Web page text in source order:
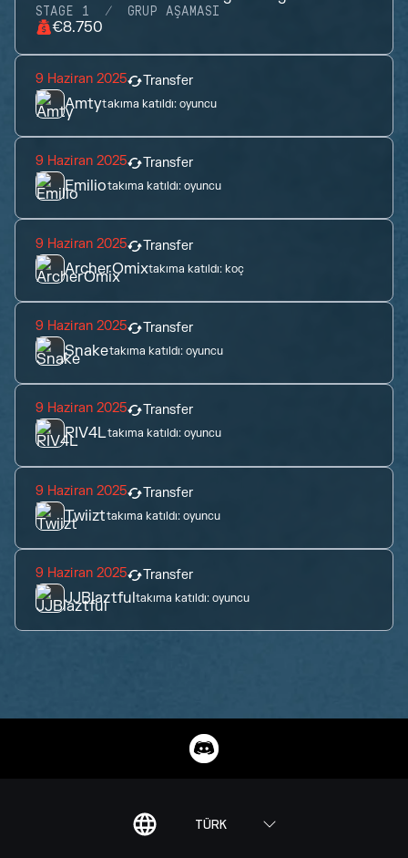
STAGE 1 GRUP AŞAMASI
€8.750
9 Haziran 2025 Transfer
Amtytakıma katıldı: oyuncu
9 Haziran 2025 Transfer
Emiliotakıma katıldı:oyuncu
9 Haziran 2025 Transfer
ArcherOmixtakıma katıldı:koç
9 Haziran 2025 Transfer
Snaketakıma katıldı:oyuncu
9 Haziran 2025 Transfer
RIV4Ltakıma katıldı:oyuncu
9 Haziran 2025 Transfer
Twiizttakıma katıldı:oyuncu
9 Haziran 2025 Transfer
JJBlaztfultakıma katıldı:oyuncu
TÜRK